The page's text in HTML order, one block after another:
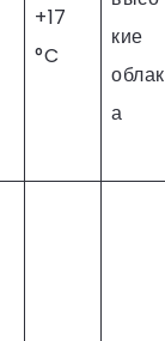
+17
°C
кие
облак
а